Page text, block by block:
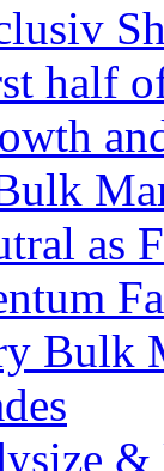
half
Bulk